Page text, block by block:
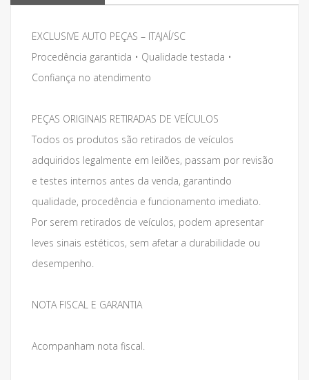
EXCLUSIVE AUTO PEÇAS – ITAJAÍ/SC
Procedência garantida • Qualidade testada •
Confiança no atendimento
PEÇAS ORIGINAIS RETIRADAS DE VEÍCULOS
Todos os produtos são retirados de veículos
adquiridos legalmente em leilões, passam por revisão
e testes internos antes da venda, garantindo
qualidade, procedência e funcionamento imediato.
Por serem retirados de veículos, podem apresentar
leves sinais estéticos, sem afetar a durabilidade ou
desempenho.
NOTA FISCAL E GARANTIA
Acompanham nota fiscal.